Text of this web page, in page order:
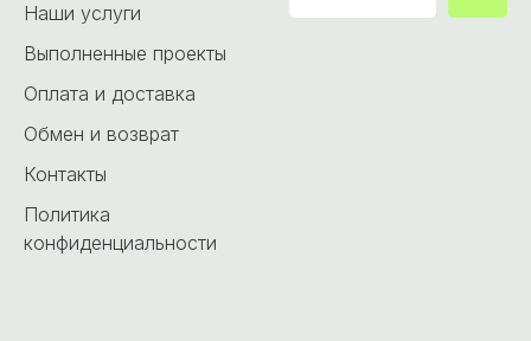
Наши услуги
Выполненные проекты
Оплата и доставка
Обмен и возврат
Контакты
Политика
конфиденциальности